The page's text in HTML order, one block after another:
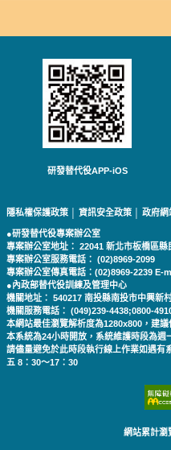
研發替代役APP-iOS
隱私權保護政策 資訊安全政策 政府網
●研發替代役專案辦公室
專案辦公室地址： 22041 新北市板橋區縣
專案辦公室服務電話： (02)8969-2099
專案辦公室傳真電話：(02)8969-2239
●內政部替代役訓練及管理中心
機關地址： 540217 南投縣南投市中興新
機關服務電話： (049)239-4438;0800-
本網站最佳瀏覽解析度為1280x800，建
本系統為24小時開放，系統維護時段為週
請儘量避免於此時段執行線上作業如遇有
五 8：30～17：30
網站累計瀏